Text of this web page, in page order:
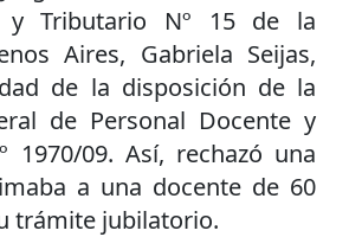
y Tributario Nº 15 de la
Aires, Gabriela Seijas,
de la disposición de la
de Personal Docente y
1970/09. Así, rechazó una
a una docente de 60
trámite jubilatorio.